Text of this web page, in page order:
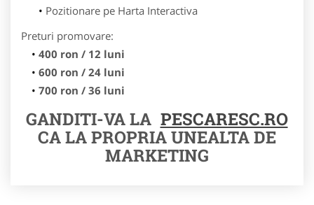
Pozitionare pe Harta Interactiva
Preturi promovare:
400 ron / 12 luni
600 ron / 24 luni
700 ron / 36 luni
GANDITI-VA LA PESCARESC.RO
CA LA PROPRIA UNEALTA DE
MARKETING